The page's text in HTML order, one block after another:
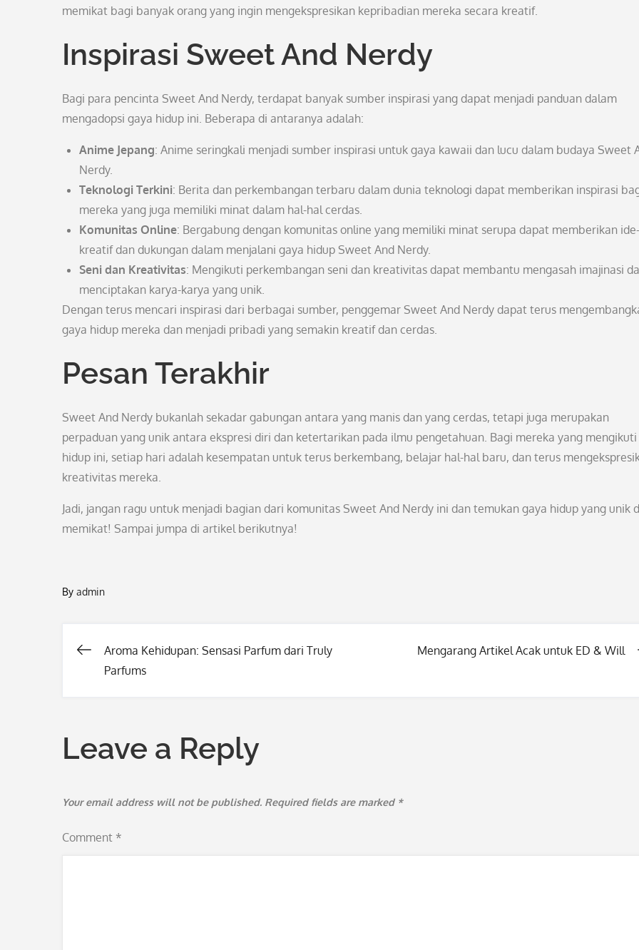
memikat bagi banyak orang yang ingin mengekspresikan kepribadian mereka secara kreatif.
Inspirasi Sweet And Nerdy
Bagi para pencinta Sweet And Nerdy, terdapat banyak sumber inspirasi yang dapat menjadi panduan dalam
mengadopsi gaya hidup ini. Beberapa di antaranya adalah:
Anime Jepang: Anime seringkali menjadi sumber inspirasi untuk gaya kawaii dan lucu dalam budaya Sweet
Nerdy.
Teknologi Terkini: Berita dan perkembangan terbaru dalam dunia teknologi dapat memberikan inspirasi
mereka yang juga memiliki minat dalam hal-hal cerdas.
Komunitas Online: Bergabung dengan komunitas online yang memiliki minat serupa dapat memberikan
kreatif dan dukungan dalam menjalani gaya hidup Sweet And Nerdy.
Seni dan Kreativitas: Mengikuti perkembangan seni dan kreativitas dapat membantu mengasah imajinasi
menciptakan karya-karya yang unik.
Dengan terus mencari inspirasi dari berbagai sumber, penggemar Sweet And Nerdy dapat terus
gaya hidup mereka dan menjadi pribadi yang semakin kreatif dan cerdas.
Pesan Terakhir
Sweet And Nerdy bukanlah sekadar gabungan antara yang manis dan yang cerdas, tetapi juga merupakan
perpaduan yang unik antara ekspresi diri dan ketertarikan pada ilmu pengetahuan. Bagi mereka yang mengikuti
hidup ini, setiap hari adalah kesempatan untuk terus berkembang, belajar hal-hal baru, dan terus
kreativitas mereka.
Jadi, jangan ragu untuk menjadi bagian dari komunitas Sweet And Nerdy ini dan temukan gaya hidup yang unik
memikat! Sampai jumpa di artikel berikutnya!
By admin
Post
Aroma Kehidupan: Sensasi Parfum dari Truly
Parfums
Mengarang Artikel Acak untuk ED & Will
Leave a Reply
Your email address will not be published. Required fields are marked *
Comment *